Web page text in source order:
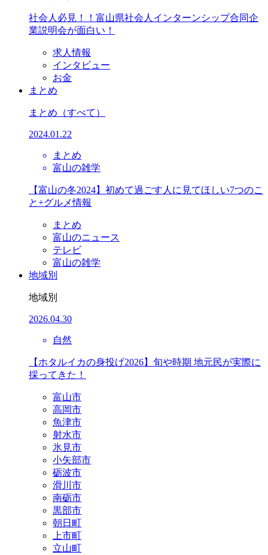
社会人必見！！富山県社会人インターンシップ合同企
業説明会が面白い！
求人情報
インタビュー
お金
まとめ
まとめ （すべて）
2024.01.22
まとめ
富山の雑学
【富山の冬2024】初めて過ごす人に見てほしい7つのこ
と+グルメ情報
まとめ
富山のニュース
テレビ
富山の雑学
地域別
地域別
2026.04.30
自然
【ホタルイカの身投げ2026】旬や時期 地元民が実際に
採ってきた！
富山市
高岡市
魚津市
射水市
氷見市
小矢部市
砺波市
滑川市
南砺市
黒部市
朝日町
上市町
立山町